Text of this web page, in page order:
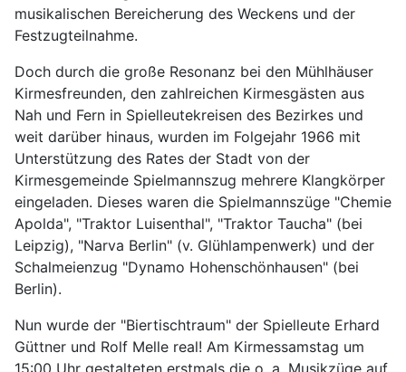
musikalischen Bereicherung des Weckens und der
Festzugteilnahme.
Doch durch die große Resonanz bei den Mühlhäuser
Kirmesfreunden, den zahlreichen Kirmesgästen aus
Nah und Fern in Spielleutekreisen des Bezirkes und
weit darüber hinaus, wurden im Folgejahr 1966 mit
Unterstützung des Rates der Stadt von der
Kirmesgemeinde Spielmannszug mehrere Klangkörper
eingeladen. Dieses waren die Spielmannszüge "Chemie
Apolda", "Traktor Luisenthal", "Traktor Taucha" (bei
Leipzig), "Narva Berlin" (v. Glühlampenwerk) und der
Schalmeienzug "Dynamo Hohenschönhausen" (bei
Berlin).
Nun wurde der "Biertischtraum" der Spielleute Erhard
Güttner und Rolf Melle real! Am Kirmessamstag um